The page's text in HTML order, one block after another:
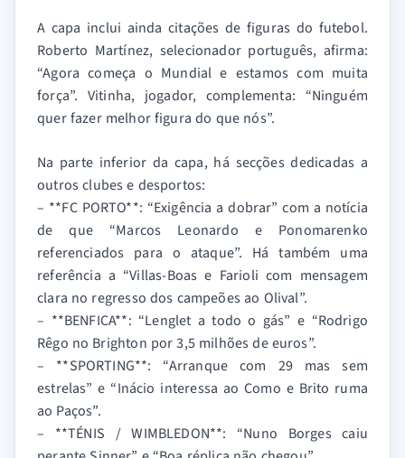
A capa inclui ainda citações de figuras do futebol.
Roberto Martínez, selecionador português, afirma:
“Agora começa o Mundial e estamos com muita
força”. Vitinha, jogador, complementa: “Ninguém
quer fazer melhor figura do que nós”.
Na parte inferior da capa, há secções dedicadas a
outros clubes e desportos:
– **FC PORTO**: “Exigência a dobrar” com a notícia
de que “Marcos Leonardo e Ponomarenko
referenciados para o ataque”. Há também uma
referência a “Villas-Boas e Farioli com mensagem
clara no regresso dos campeões ao Olival”.
– **BENFICA**: “Lenglet a todo o gás” e “Rodrigo
Rêgo no Brighton por 3,5 milhões de euros”.
– **SPORTING**: “Arranque com 29 mas sem
estrelas” e “Inácio interessa ao Como e Brito ruma
ao Paços”.
– **TÉNIS / WIMBLEDON**: “Nuno Borges caiu